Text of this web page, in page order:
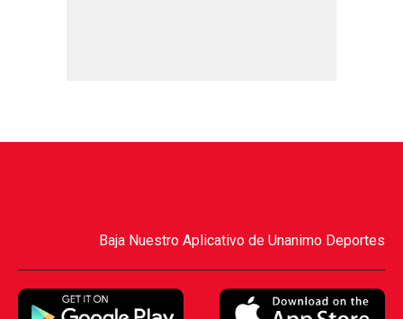
Baja Nuestro Aplicativo de Unanimo Deportes